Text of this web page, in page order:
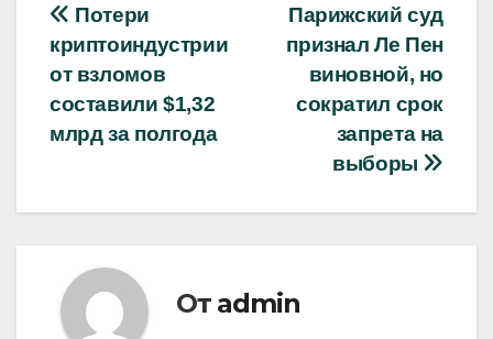
Навигация
по
записям
Парижский суд
признал Ле Пен
виновной, но
сократил срок
запрета на
выборы
Потери
криптоиндустрии
от взломов
составили $1,32
млрд за полгода
От admin